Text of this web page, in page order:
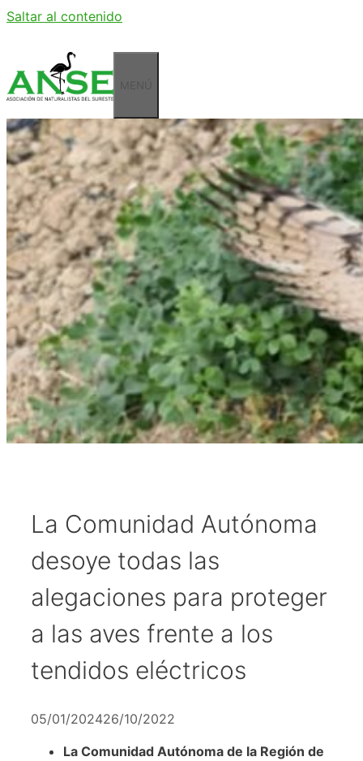
Saltar al contenido
La Comunidad Autónoma
desoye todas las
alegaciones para proteger
a las aves frente a los
tendidos eléctricos
05/01/202426/10/2022
La Comunidad Autónoma de la Región de